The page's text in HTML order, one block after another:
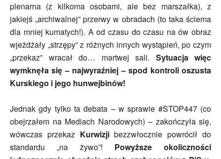
plenarna (z kilkoma osobami, ale bez marszałka), z
jakiejś „archiwalnej” przerwy w obradach (to taka ściema
dla mniej kumatych!). A od czasu do czasu na ów obraz
wjeżdżały „strzępy” z różnych innych wystąpień, po czym
„przekaz” wracał do… martwej sali. Sytuacja więc
wymknęła się – najwyraźniej – spod kontroli oszusta
Kurskiego i jego hunwejbinów!
Jednak gdy tylko ta debata – w sprawie #STOP447 (co
obejrzałem na Mediach Narodowych) – zakończyła się,
wówczas przekaz Kurwizjibezzwłocznie powrócił do
standardu „na żywo”! Powyższe okoliczności